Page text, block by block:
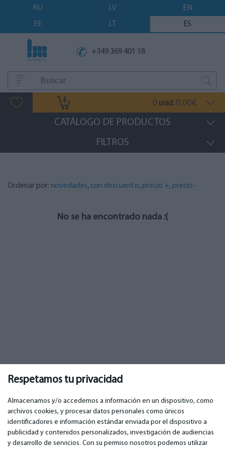
Respetamos tu privacidad
Almacenamos y/o accedemos a información en un dispositivo, como
archivos cookies, y procesar datos personales como únicos
identificadores e información estándar enviada por el dispositivo a
publicidad y contenidos personalizados, investigación de audiencias
y desarrollo de servicios. Con su permiso nosotros podemos utilizar
RU LV
EN
EE
LT ES
+349 369 401 18
0 unid. 0.00€
CATÁLOGO DE PRODUCTOS
FILTROS
Ordenar por: novedades, con descuento, precio +, precio -
No se ha encontrado nada :(
IMPORTANTE CONTACTOS